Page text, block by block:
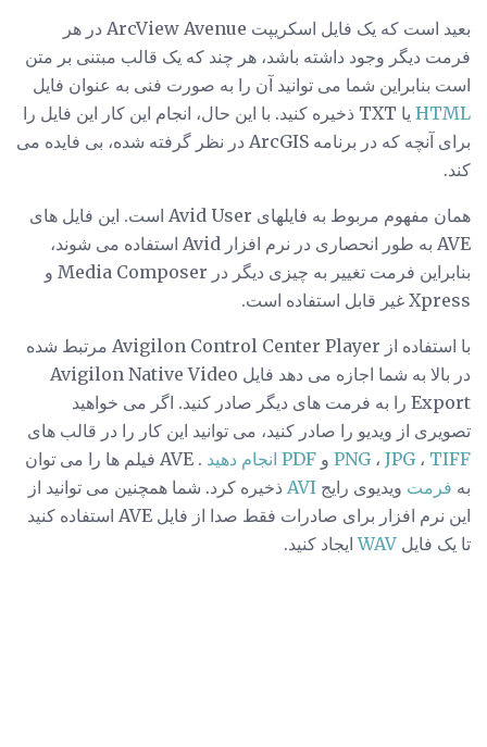
بعید است که یک فایل اسکریپت ArcView Avenue در هر
فرمت دیگر وجود داشته باشد، هر چند که یک قالب مبتنی بر متن
است بنابراین شما می توانید آن را به صورت فنی به عنوان فایل
HTML
یا TXT ذخیره کنید. با این حال، انجام این کار این فایل را
برای آنچه که در برنامه ArcGIS در نظر گرفته شده، بی فایده می
کند.
همان مفهوم مربوط به فایلهای Avid User است. این فایل های
AVE به طور انحصاری در نرم افزار Avid استفاده می شوند،
بنابراین فرمت تغییر به چیزی دیگر در Media Composer و
Xpress غیر قابل استفاده است.
با استفاده از Avigilon Control Center Player مرتبط شده
در بالا به شما اجازه می دهد فایل Avigilon Native Video
Export را به فرمت های دیگر صادر کنید. اگر می خواهید
تصویری از ویدیو را صادر کنید، می توانید این کار را در قالب های
PNG ، JPG ، TIFF و PDF انجام دهید
. AVE فیلم ها را می توان
به فرمت ویدیوی رایج AVI ذخیره کرد. شما همچنین می توانید از
این نرم افزار برای صادرات فقط صدا از فایل AVE استفاده کنید
تا یک فایل WAVایجاد کنید.